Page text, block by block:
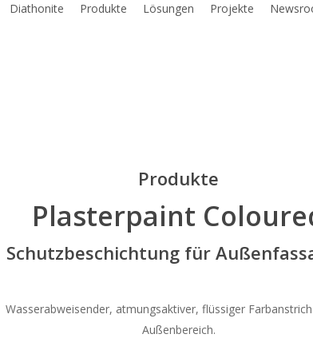
Diathonite Produkte Lösungen Projekte
Produkte
Plasterpaint
Schutzbeschichtung für
Wasserabweisender, atmungsaktiver, flüssiger
Außenbereich.